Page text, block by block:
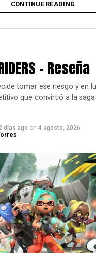
es otro punto
teletransportarse o
implementadas.
natural, fluida y
es porque el jugador
falló. Esa precisión hace
nunca se siente injusta.
herramientas
pero no toma al
de tu habilidad
CONTINUE READING
– Reseña
tomar ese riesgo y en
que convirtió a la saga
días ago on 4 agosto, 2026